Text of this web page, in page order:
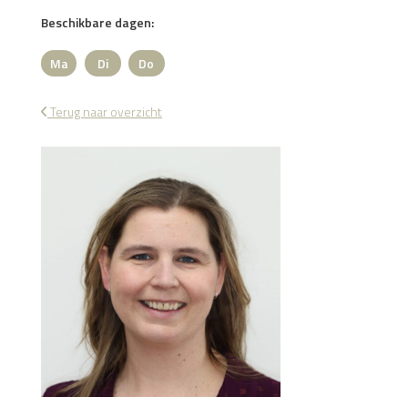
Beschikbare dagen:
Maandag
Ma Dinsdag
Di Donderdag
Do
Terug naar overzicht